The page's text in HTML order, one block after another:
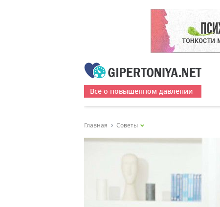
Всё о повышенном давлении
Главная Советы